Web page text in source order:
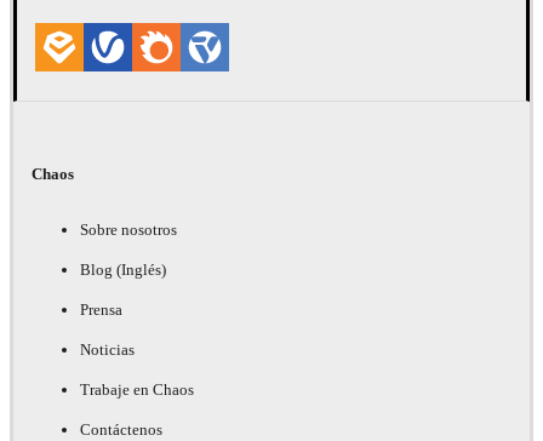
Chaos
Sobre nosotros
Blog (Inglés)
Prensa
Noticias
Trabaje en Chaos
Contáctenos